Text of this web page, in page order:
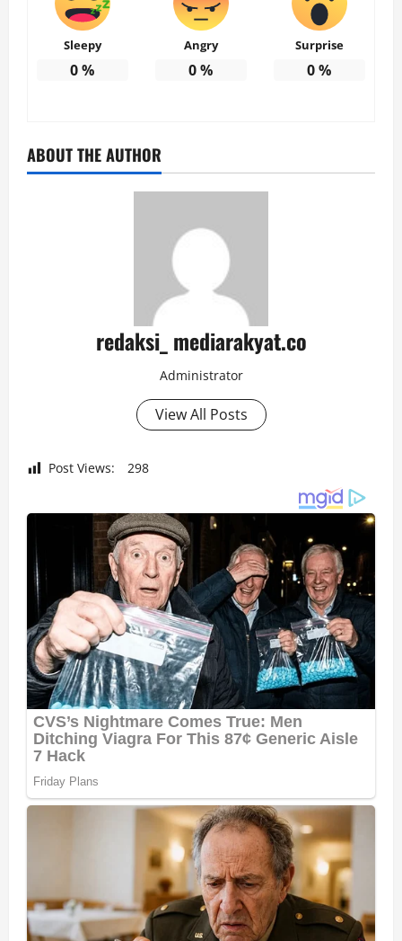
Sleepy
0%
Angry
0%
Surprise
0%
ABOUT THE AUTHOR
redaksi_ mediarakyat.co
Administrator
View All Posts
Post Views: 298